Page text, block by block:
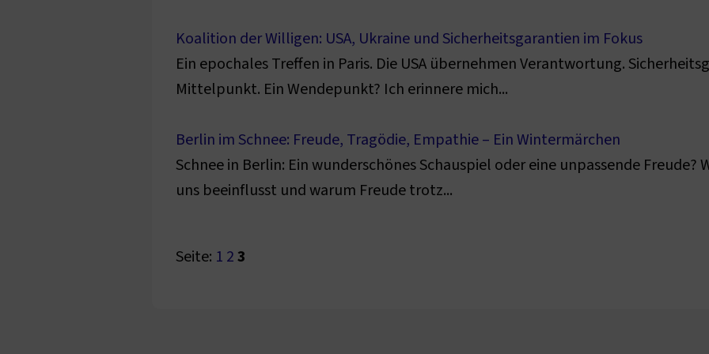
Koalition der Willigen: USA, Ukraine und Sicherheitsgarantien im Fokus
Ein epochales Treffen in Paris. Die USA übernehmen Verantwortung.
Mittelpunkt. Ein Wendepunkt? Ich erinnere mich...
Berlin im Schnee: Freude, Tragödie, Empathie – Ein Wintermärchen
Schnee in Berlin: Ein wunderschönes Schauspiel oder eine unpassende Freude?
uns beeinflusst und warum Freude trotz...
Seite: 1 23